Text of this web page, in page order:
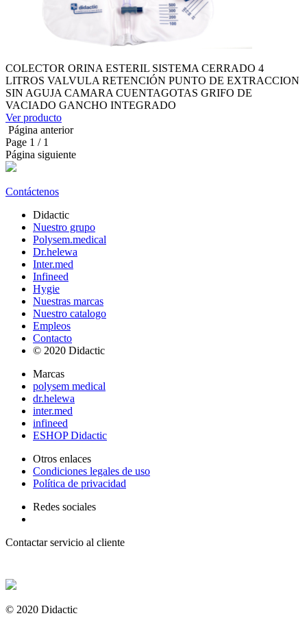
COLECTOR ORINA ESTERIL SISTEMA CERRADO 4
LITROS VALVULA RETENCIÓN PUNTO DE EXTRACCION
SIN AGUJA CAMARA CUENTAGOTAS GRIFO DE
VACIADO GANCHO INTEGRADO
Ver producto
Página anterior
Page 1 / 1
Página siguiente
Contáctenos
Didactic
Nuestro grupo
Polysem.medical
Dr.helewa
Inter.med
Infineed
Hygie
Nuestras marcas
Nuestro catalogo
Empleos
Contacto
© 2020 Didactic
Marcas
polysem medical
dr.helewa
inter.med
infineed
ESHOP Didactic
Otros enlaces
Condiciones legales de uso
Política de privacidad
Redes sociales
Contactar servicio al cliente
© 2020 Didactic